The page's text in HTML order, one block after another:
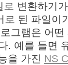
변환하기
된 파일이
그램은 어
. 예를 들면
을 가진 NS